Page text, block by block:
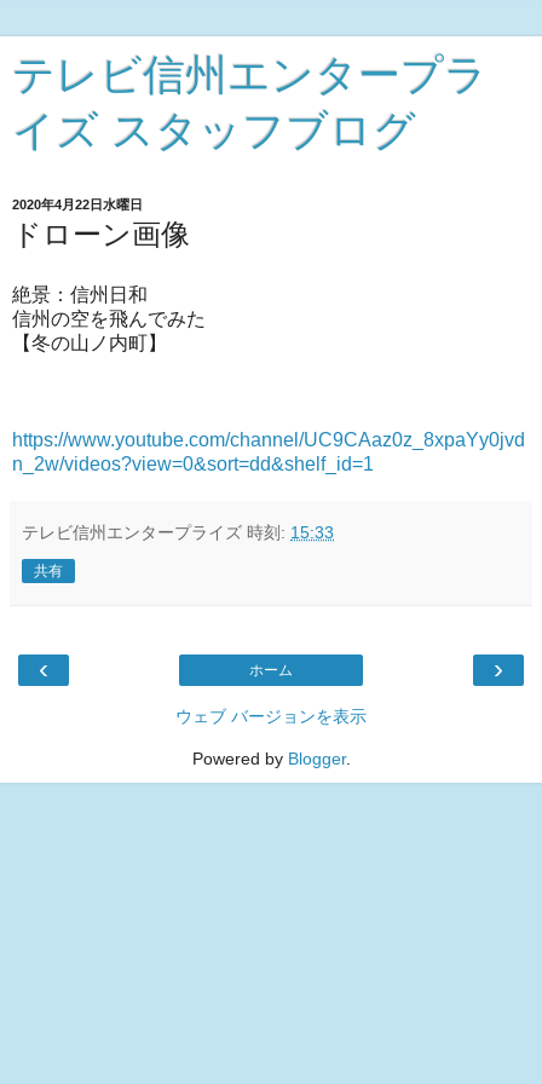
テレビ信州エンタープラ
イズ スタッフブログ
2020年4月22日水曜日
ドローン画像
絶景：信州日和
信州の空を飛んでみた
【冬の山ノ内町】
https://www.youtube.com/channel/UC9CAaz0z_8xpaYy0jvd
n_2w/videos?view=0&sort=dd&shelf_id=1
テレビ信州エンタープライズ 時刻: 15:33
共有
‹ ›
ホーム
ウェブ バージョンを表示
Powered by Blogger.